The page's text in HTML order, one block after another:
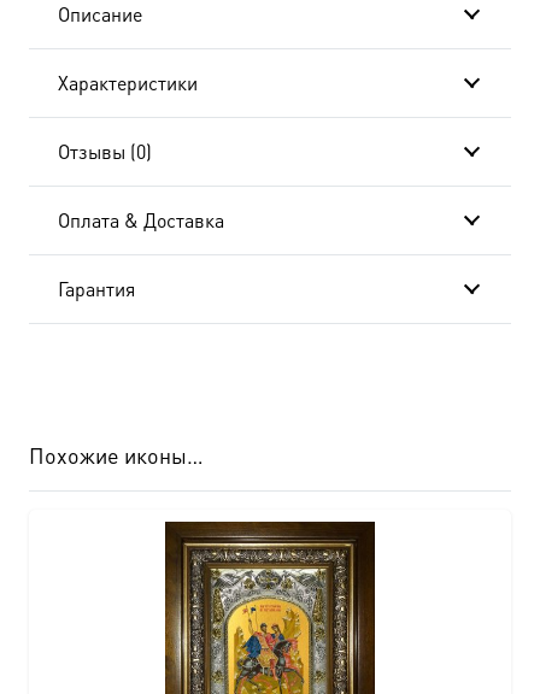
B-
Описание
Характеристики
Отзывы (0)
Оплата & Доставка
Гарантия
Похожие иконы…